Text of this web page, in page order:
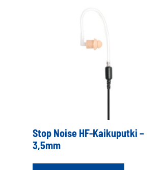
Stop Noise HF-Kaikuputki –
3,5mm